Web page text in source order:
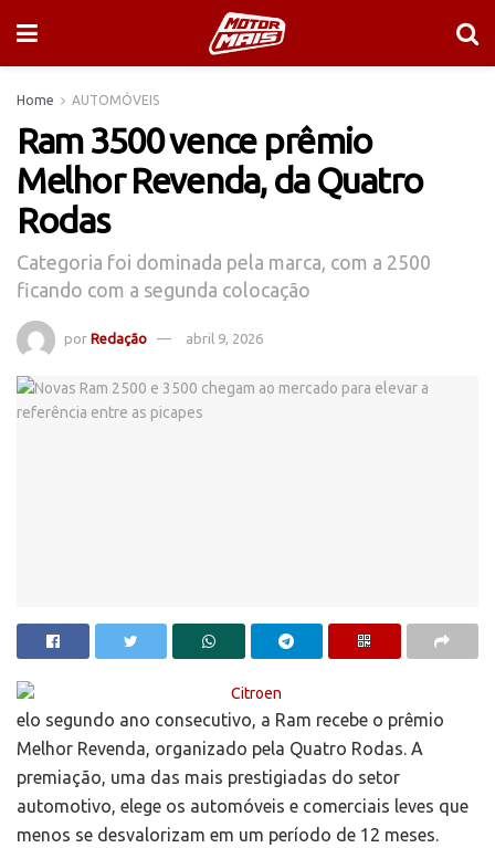
Home AUTOMÓVEIS
Ram 3500 vence prêmio
Melhor Revenda, da Quatro
Rodas
Categoria foi dominada pela marca, com a 2500
ficando com a segunda colocação
por Redação abril 9, 2026
elo segundo ano consecutivo, a Ram recebe o prêmio
Melhor Revenda, organizado pela Quatro Rodas. A
premiação, uma das mais prestigiadas do setor
automotivo, elege os automóveis e comerciais leves que
menos se desvalorizam em um período de 12 meses.